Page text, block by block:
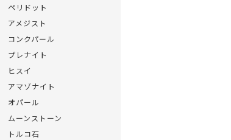
ペリドット
アメジスト
コンクパール
プレナイト
ヒスイ
アマゾナイト
オパール
ムーンストーン
トルコ石